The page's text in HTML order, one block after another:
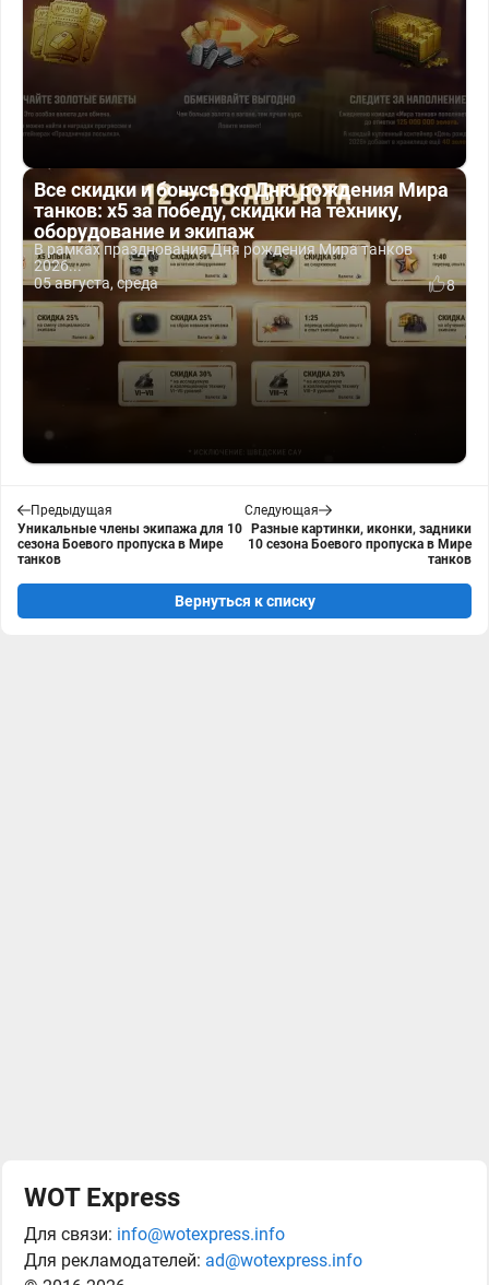
Все скидки и бонусы ко Дню рождения Мира
танков: x5 за победу, скидки на технику,
оборудование и экипаж
В рамках празднования Дня рождения Мира танков
2026...
05 августа, среда
8
Предыдущая
Уникальные члены экипажа для 10
сезона Боевого пропуска в Мире
танков
Следующая
Разные картинки, иконки, задники
10 сезона Боевого пропуска в Мире
танков
Вернуться к списку
WOT Express
Для связи: info@wotexpress.info
Для рекламодателей: ad@wotexpress.info